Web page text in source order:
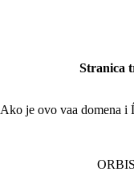
Stranica
Ako je ovo vaa domena i